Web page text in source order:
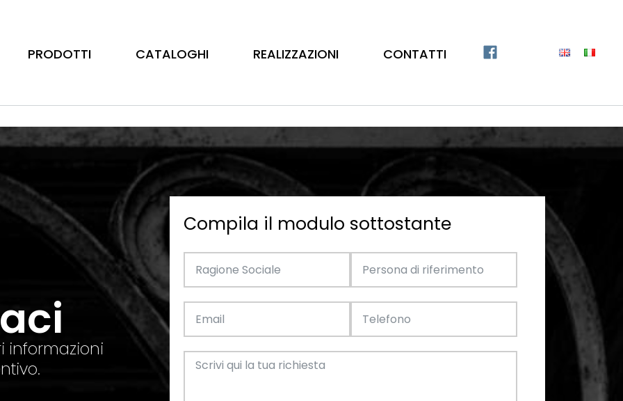
PRODOTTI CATALOGHI REALIZZAZIONI CONTATTI
Ottone
Tubo
Alluminio
Oggettistica e arredamento
Catalogo Illustrativo
SCARICA ORA
Catalogo
Acciaio
+39 0445 580865
+39 0445 580366
info@feba.it
informazioni
Compila il modulo sottostante